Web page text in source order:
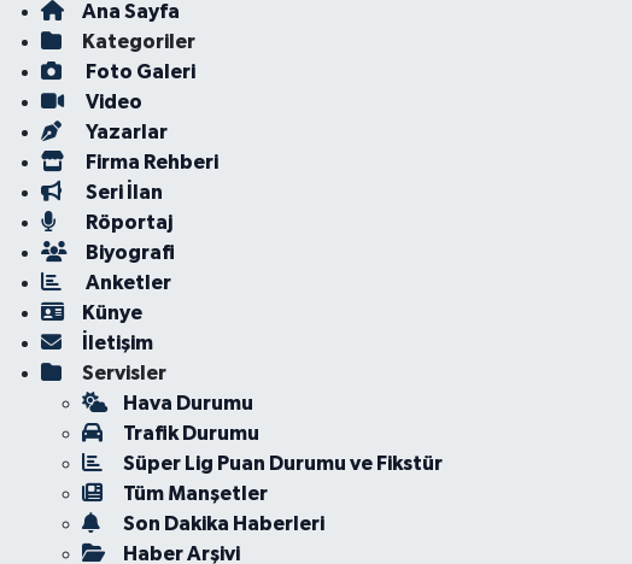
Ana Sayfa
Kategoriler
Foto Galeri
Video
Yazarlar
Firma Rehberi
Seri İlan
Röportaj
Biyografi
Anketler
Künye
İletişim
Servisler
Hava Durumu
Trafik Durumu
Süper Lig Puan Durumu ve Fikstür
Tüm Manşetler
Son Dakika Haberleri
Haber Arşivi